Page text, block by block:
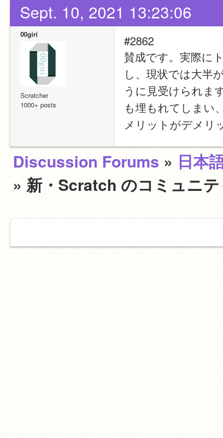
Sept. 10, 2021 13:23:06
00giri
Scratcher
1000+ posts
#2862
賛成です。実際に
し、現状では大半
うに見受けられま
も埋もれてしまい
メリットがデメリ
Discussion Forums » 日本
» 新・Scratch のコミュニ